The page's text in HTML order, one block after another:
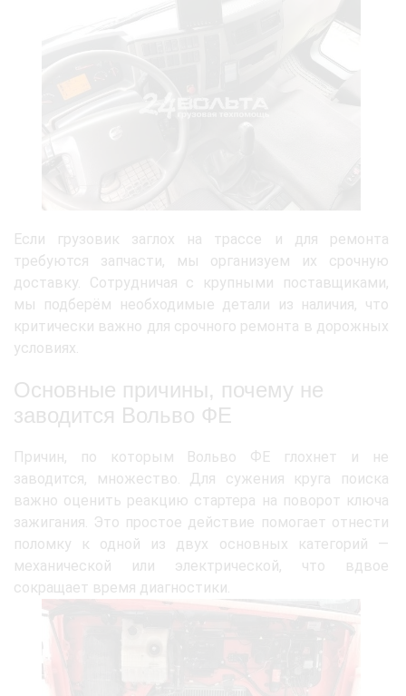
Если грузовик заглох на трассе и для ремонта
требуются запчасти, мы организуем их срочную
доставку. Сотрудничая с крупными поставщиками,
мы подберём необходимые детали из наличия, что
критически важно для срочного ремонта в дорожных
условиях.
Основные причины, почему не
заводится Вольво ФЕ
Причин, по которым Вольво ФЕ глохнет и не
заводится, множество. Для сужения круга поиска
важно оценить реакцию стартера на поворот ключа
зажигания. Это простое действие помогает отнести
поломку к одной из двух основных категорий —
механической или электрической, что вдвое
сокращает время диагностики.